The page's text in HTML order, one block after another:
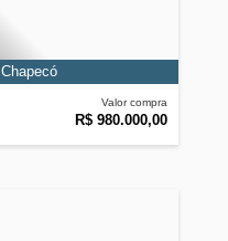
Valor compra
R$ 980.000,00